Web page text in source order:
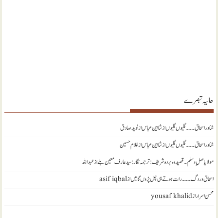
حالیہ تبصرے
شناور اسحاق ۔۔۔ گلیوں گلیوں از شاہین عباسازنويد صادق
شناور اسحاق ۔۔۔ گلیوں گلیوں از شاہین عباسازغلام حسین
مولا یا صلِ وسلم ۔قصیدہ ء بردہ شریف: ترجمہ نگار : سید عارف معین بلےازعبداللہ
اسحاق وردگ ۔۔۔ رات ہوتے ہی چل پڑوں گا میںازasif iqbal
محسن اسرارازyousaf khalid